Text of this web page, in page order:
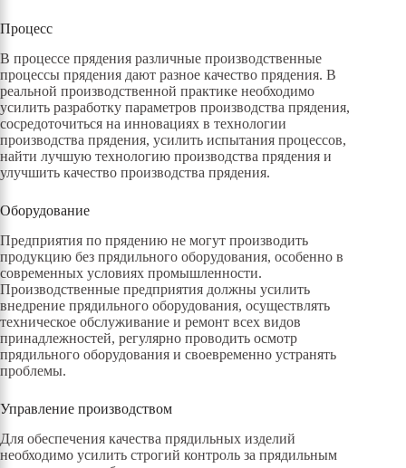
Процесс
В процессе прядения различные производственные
процессы прядения дают разное качество прядения. В
реальной производственной практике необходимо
усилить разработку параметров производства прядения,
сосредоточиться на инновациях в технологии
производства прядения, усилить испытания процессов,
найти лучшую технологию производства прядения и
улучшить качество производства прядения.
Оборудование
Предприятия по прядению не могут производить
продукцию без прядильного оборудования, особенно в
современных условиях промышленности.
Производственные предприятия должны усилить
внедрение прядильного оборудования, осуществлять
техническое обслуживание и ремонт всех видов
принадлежностей, регулярно проводить осмотр
прядильного оборудования и своевременно устранять
проблемы.
Управление производством
Для обеспечения качества прядильных изделий
необходимо усилить строгий контроль за прядильным